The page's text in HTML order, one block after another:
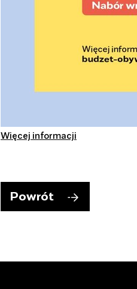
Więcej informacji
Powrót